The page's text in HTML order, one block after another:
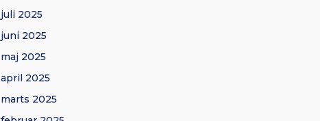
juli 2025
juni 2025
maj 2025
april 2025
marts 2025